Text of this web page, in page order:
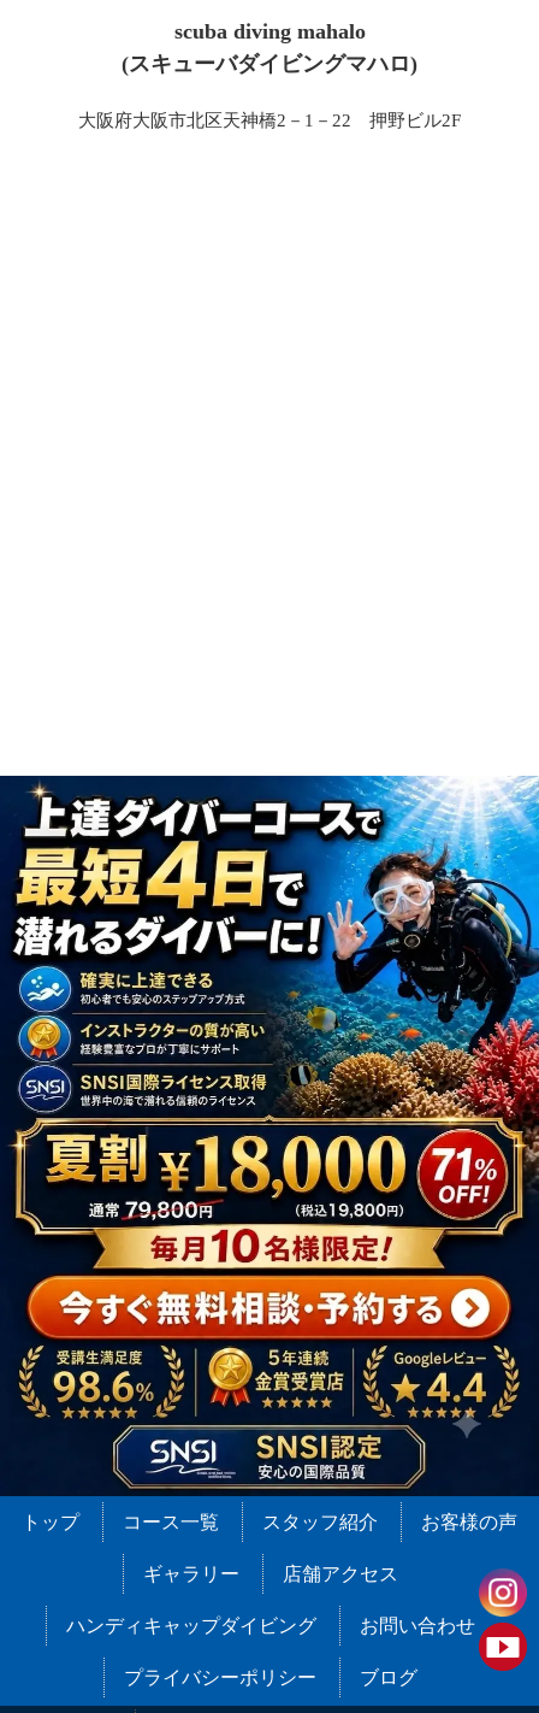
scuba diving mahalo
(スキューバダイビングマハロ)
大阪府大阪市北区天神橋2－1－22 押野ビル2F
トップ コース一覧 スタッフ紹介 お客様の声
ギャラリー 店舗アクセス
ハンディキャップダイビング お問い合わせ
プライバシーポリシー ブログ